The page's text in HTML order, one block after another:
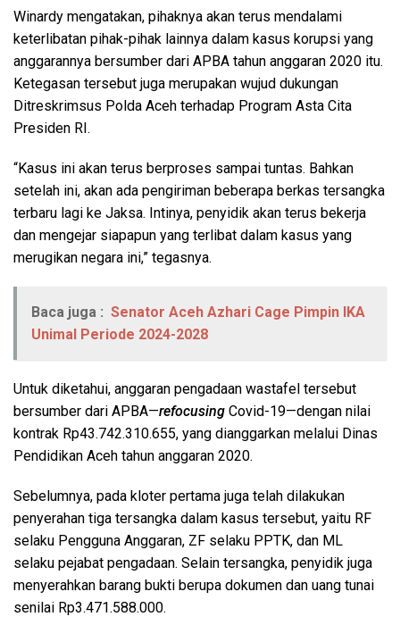
Winardy mengatakan, pihaknya akan terus mendalami
keterlibatan pihak-pihak lainnya dalam kasus korupsi yang
anggarannya bersumber dari APBA tahun anggaran 2020 itu.
Ketegasan tersebut juga merupakan wujud dukungan
Ditreskrimsus Polda Aceh terhadap Program Asta Cita
Presiden RI.
“Kasus ini akan terus berproses sampai tuntas. Bahkan
setelah ini, akan ada pengiriman beberapa berkas tersangka
terbaru lagi ke Jaksa. Intinya, penyidik akan terus bekerja
dan mengejar siapapun yang terlibat dalam kasus yang
merugikan negara ini,” tegasnya.
Baca juga : Senator Aceh Azhari Cage Pimpin IKA
Unimal Periode 2024-2028
Untuk diketahui, anggaran pengadaan wastafel tersebut
bersumber dari APBA—refocusing Covid-19—dengan nilai
kontrak Rp43.742.310.655, yang dianggarkan melalui Dinas
Pendidikan Aceh tahun anggaran 2020.
Sebelumnya, pada kloter pertama juga telah dilakukan
penyerahan tiga tersangka dalam kasus tersebut, yaitu RF
selaku Pengguna Anggaran, ZF selaku PPTK, dan ML
selaku pejabat pengadaan. Selain tersangka, penyidik juga
menyerahkan barang bukti berupa dokumen dan uang tunai
senilai Rp3.471.588.000.